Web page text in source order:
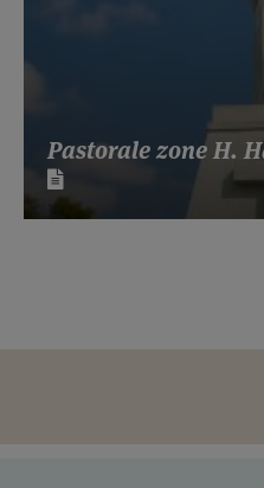
Pastorale zone H.